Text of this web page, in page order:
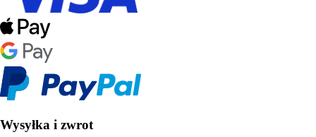
Wysyłka i zwrot